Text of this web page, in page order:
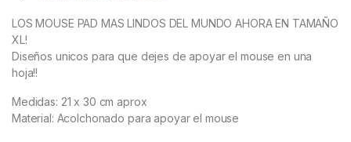
LOS MOUSE PAD MAS LINDOS DEL MUNDO AHORA EN TAMAÑO
XL!
Diseños unicos para que dejes de apoyar el mouse en una
hoja!!
Medidas: 21 x 30 cm aprox
Material: Acolchonado para apoyar el mouse